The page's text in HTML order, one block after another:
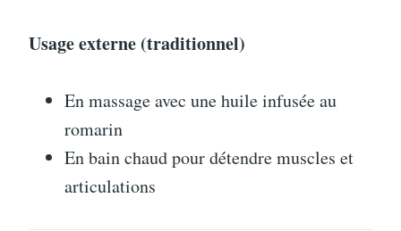
Usage externe (traditionnel)
En massage avec une huile infusée au
romarin
En bain chaud pour détendre muscles et
articulations